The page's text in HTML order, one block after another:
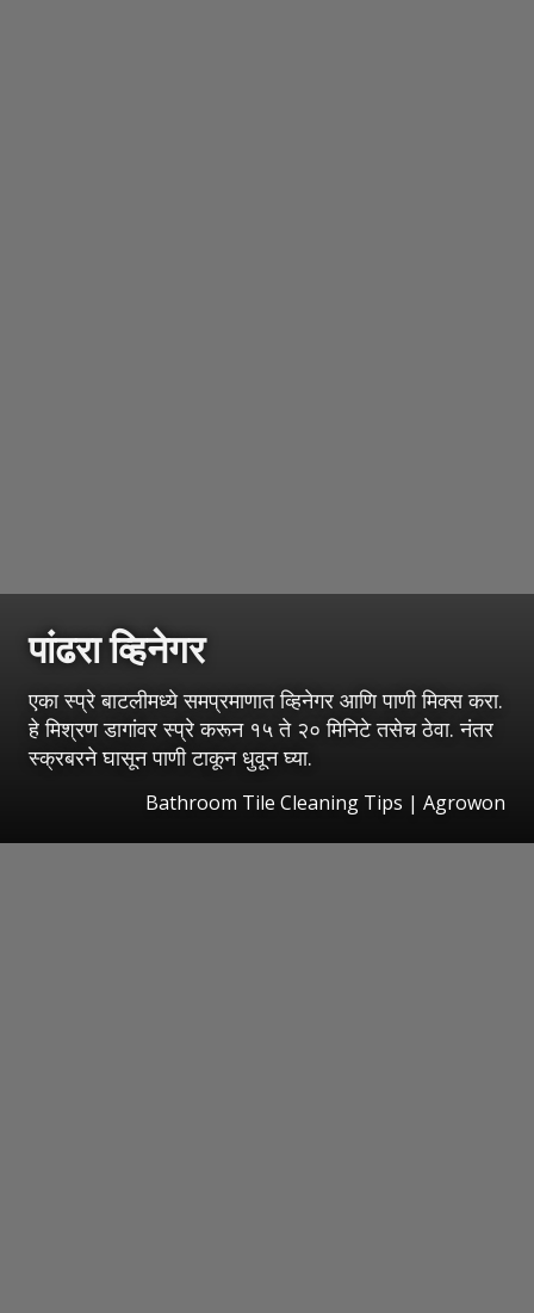
पांढरा व्हिनेगर
एका स्प्रे बाटलीमध्ये समप्रमाणात व्हिनेगर आणि पाणी मिक्स करा.
हे मिश्रण डागांवर स्प्रे करून १५ ते २० मिनिटे तसेच ठेवा. नंतर
स्क्रबरने घासून पाणी टाकून धुवून घ्या.
Bathroom Tile Cleaning Tips | Agrowon